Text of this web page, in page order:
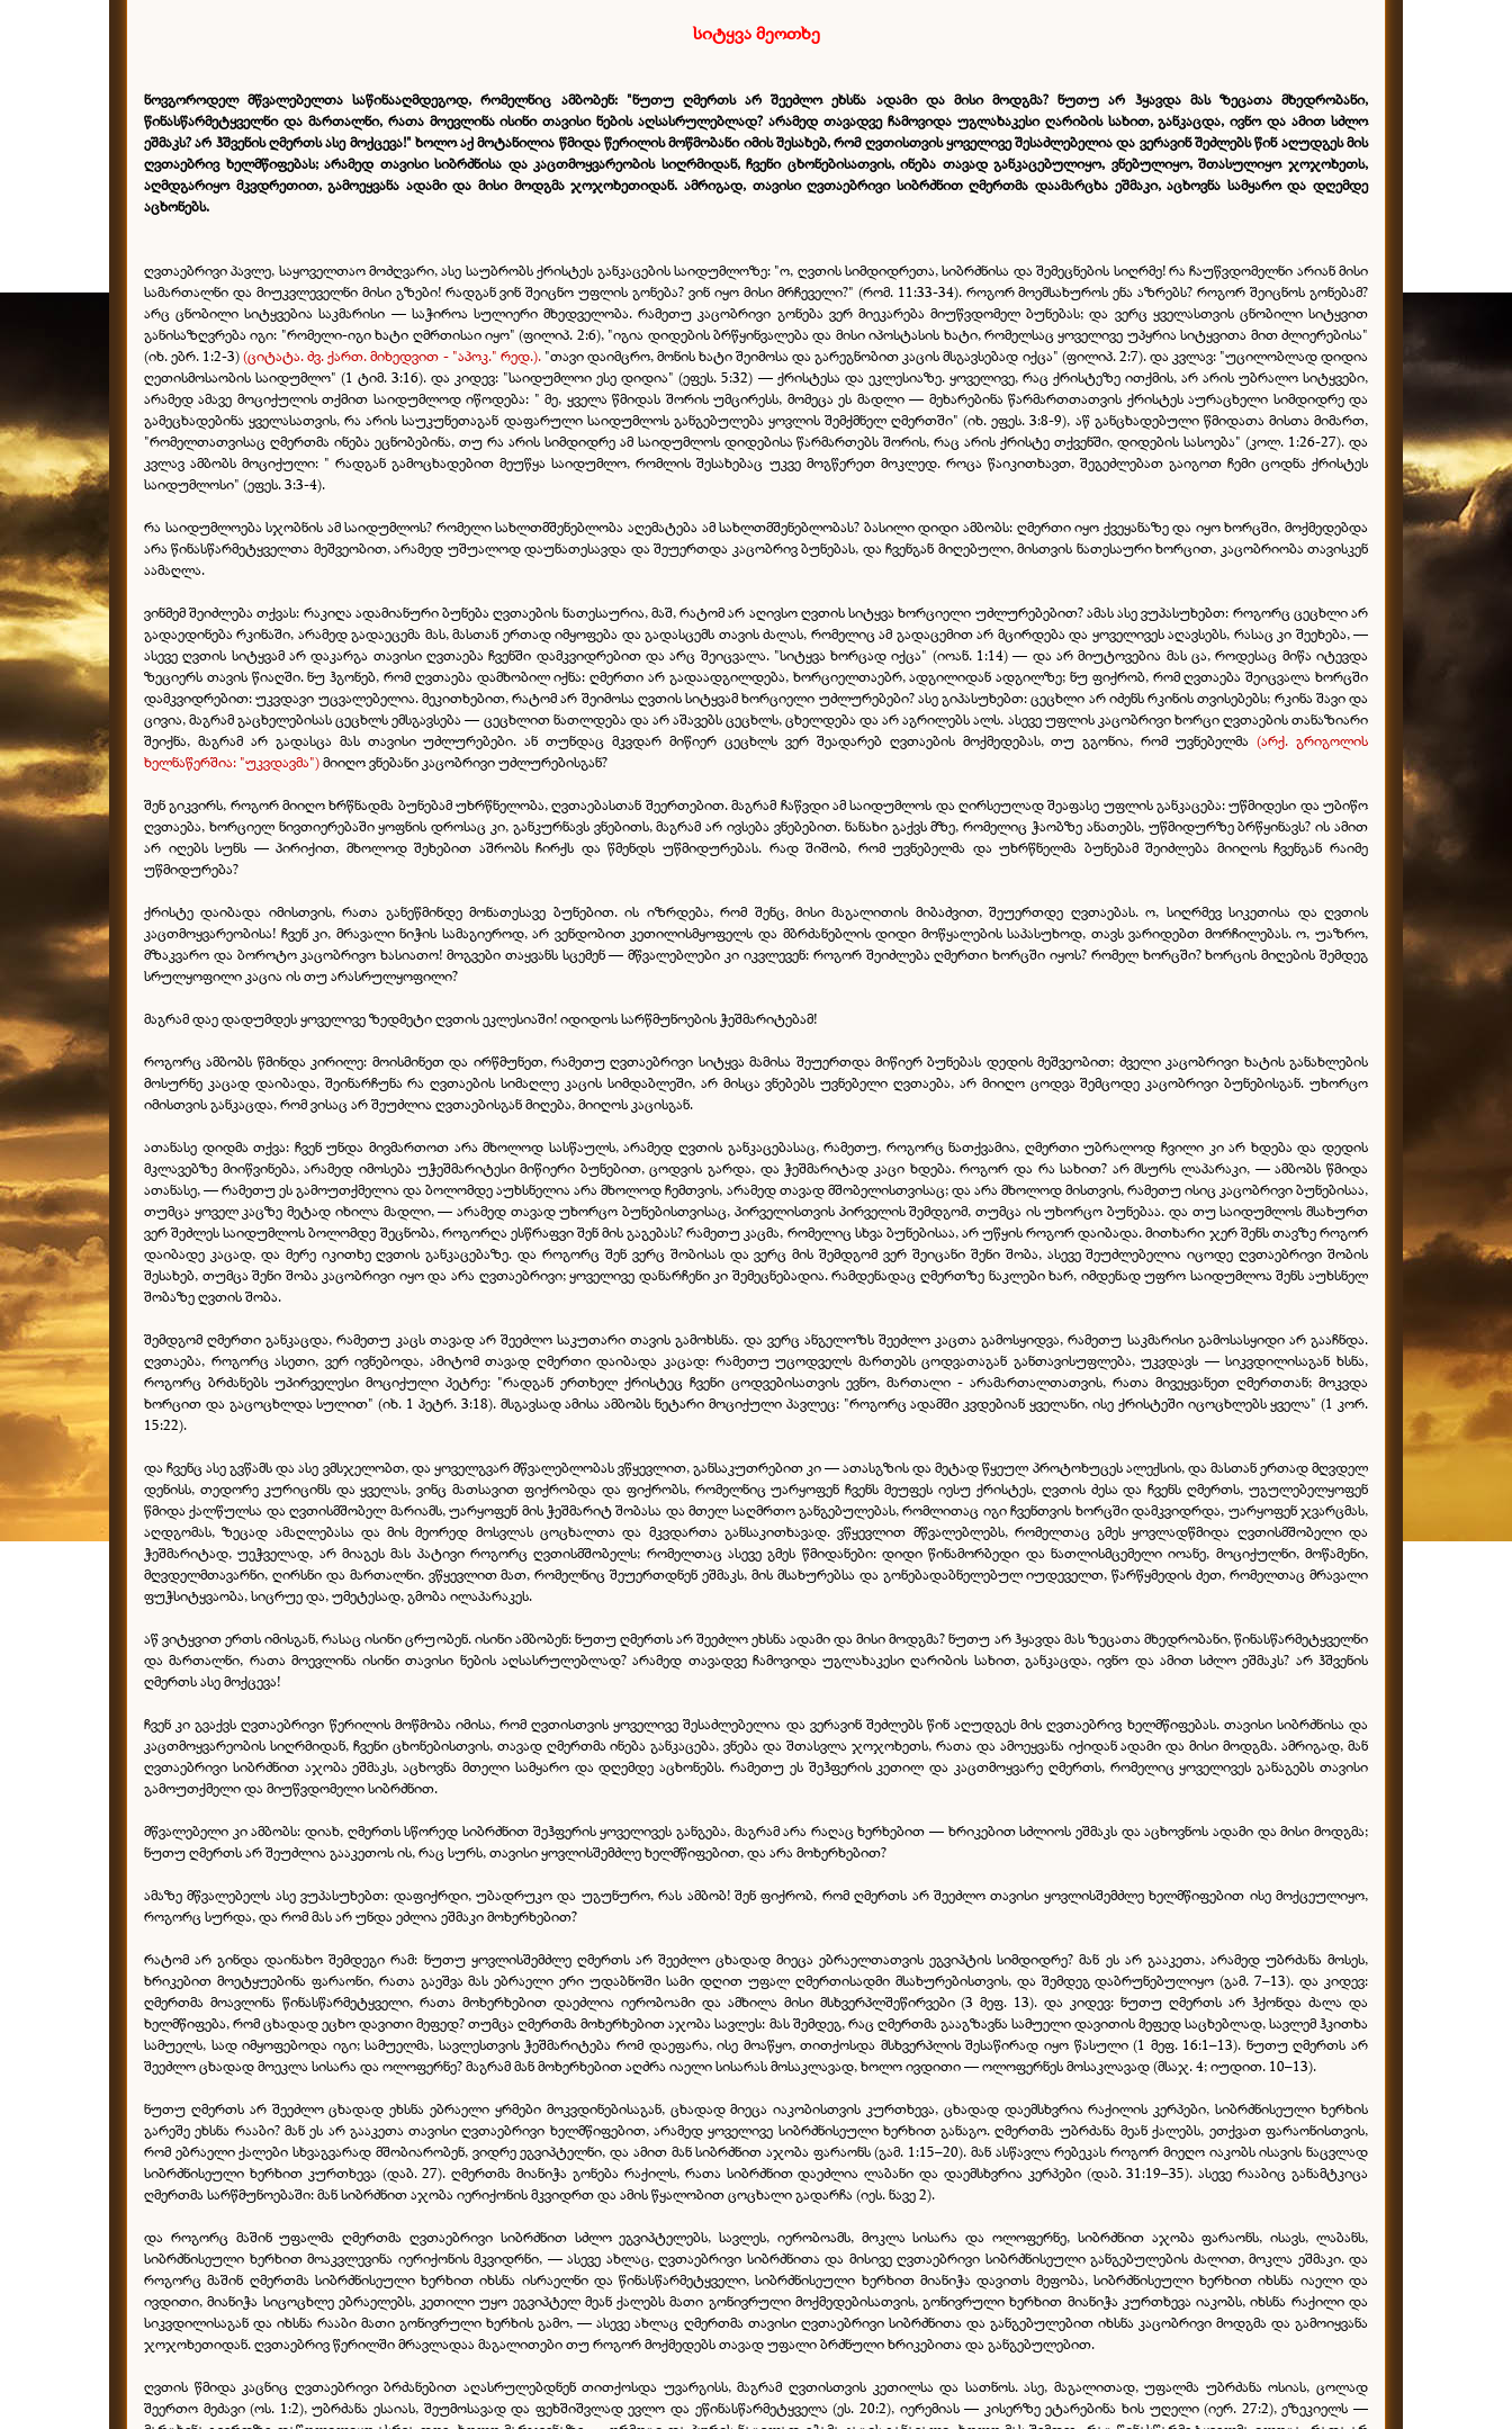
სიტყვა მეოთხე
ნოვგოროდელ მწვალებელთა საწინააღმდეგოდ, რომელნიც ამბობენ: "ნუთუ ღმერთს არ შეეძლო ეხსნა ადამი და მისი მოდგმა? ნუთუ არ ჰყავდა მას ზეცათა მხედრობანი,
წინასწარმეტყველნი და მართალნი, რათა მოევლინა ისინი თავისი ნების აღსასრულებლად? არამედ თავადვე ჩამოვიდა უგლახაკესი ღარიბის სახით, განკაცდა, ივნო და ამით სძლო
ეშმაკს? არ ჰშვენის ღმერთს ასე მოქცევა!"ხოლო აქმოტანილია წმიდა წერილის მოწმობანი იმის შესახებ, რომ ღვთისთვის ყოველივე შესაძლებელია და ვერავინ შეძლებს წინ აღუდგეს მის
ღვთაებრივ ხელმწიფებას; არამედ თავისი სიბრძნისა და კაცთმოყვარეობის სიღრმიდან, ჩვენი ცხონებისათვის, ინება თავად განკაცებულიყო, ვნებულიყო, შთასულიყო ჯოჯოხეთს,
აღმდგარიყო მკვდრეთით, გამოეყვანა ადამი და მისი მოდგმა ჯოჯოხეთიდან. ამრიგად, თავისი ღვთაებრივი სიბრძნითღმერთმა დაამარცხა ეშმაკი, აცხოვნა სამყარო და დღემდე
აცხონებს.
ღვთაებრივი პავლე, საყოველთაო მოძღვარი, ასე საუბრობს ქრისტეს განკაცების საიდუმლოზე: "ო, ღვთის სიმდიდრეთა, სიბრძნისა და შემეცნების სიღრმე! რა ჩაუწვდომელნი არიან მისი
სამართალნი და მიუკვლეველნი მისი გზები! რადგან ვინ შეიცნო უფლის გონება? ვინ იყო მისი მრჩეველი?" (რომ. 11:33-34). როგორ მოემსახუროს ენა აზრებს? როგორ შეიცნოს გონებამ?
არც ცნობილი სიტყვებია საკმარისი — საჭიროა სულიერი მხედველობა. რამეთუ კაცობრივი გონება ვერ მიეკარება მიუწვდომელ ბუნებას; და ვერც ყველასთვის ცნობილი სიტყვით
განისაზღვრება იგი: "რომელი-იგი ხატი ღმრთისაი იყო" (ფილიპ. 2:6), "იგია დიდების ბრწყინვალება და მისი იპოსტასის ხატი, რომელსაც ყოველივე უპყრია სიტყვითა მით ძლიერებისა"
(იხ. ებრ. 1:2-3)(ციტატა. ძვ. ქართ. მიხედვით - "აპოკ." რედ.). "თავი დაიმცრო, მონის ხატი შეიმოსა და გარეგნობით კაცის მსგავსებად იქცა" (ფილიპ. 2:7). და კვლავ: "უცილობლად დიდია
ღეთისმოსაობის საიდუმლო" (1 ტიმ. 3:16). და კიდევ: "საიდუმლოი ესე დიდია" (ეფეს. 5:32) — ქრისტესა და ეკლესიაზე. ყოველივე, რაც ქრისტეზე ითქმის, არ არის უბრალო სიტყვები,
არამედ ამავე მოციქულის თქმით საიდუმლოდ იწოდება: " მე, ყველა წმიდას შორის უმცირესს, მომეცა ეს მადლი — მეხარებინა წარმართთათვის ქრისტეს აურაცხელი სიმდიდრე და
გამეცხადებინა ყველასათვის, რა არის საუკუნეთაგან დაფარული საიდუმლოს განგებულება ყოვლის შემქმნელ ღმერთში" (იხ. ეფეს. 3:8-9), აწ განცხადებული წმიდათა მისთა მიმართ,
"რომელთათვისაც ღმერთმა ინება ეცნობებინა, თუ რა არის სიმდიდრე ამ საიდუმლოს დიდებისა წარმართებს შორის, რაც არის ქრისტე თქვენში, დიდების სასოება" (კოლ. 1:26-27). და
კვლავ ამბობს მოციქული: " რადგან გამოცხადებით მეუწყა საიდუმლო, რომლის შესახებაც უკვე მოგწერეთ მოკლედ. როცა წაიკითხავთ, შეგეძლებათ გაიგოთ ჩემი ცოდნა ქრისტეს
საიდუმლოსი" (ეფეს. 3:3-4).
რა საიდუმლოება სჯობნის ამ საიდუმლოს? რომელი სახლთმშენებლობა აღემატება ამ სახლთმშენებლობას? ბასილი დიდი ამბობს: ღმერთი იყო ქვეყანაზე და იყო ხორცში, მოქმედებდა
არა წინასწარმეტყველთა მეშვეობით, არამედ უშუალოდ დაუნათესავდა და შეუერთდა კაცობრივ ბუნებას, და ჩვენგან მიღებული, მისთვის ნათესაური ხორცით, კაცობრიობა თავისკენ
აამაღლა.
ვინმემ შეიძლება თქვას: რაკიღა ადამიანური ბუნება ღვთაების ნათესაურია, მაშ, რატომ არ აღივსო ღვთის სიტყვა ხორციელი უძლურებებით? ამას ასე ვუპასუხებთ: როგორც ცეცხლი არ
გადაედინება რკინაში, არამედ გადაეცემა მას, მასთან ერთად იმყოფება და გადასცემს თავის ძალას, რომელიც ამ გადაცემით არ მცირდება და ყოველივეს აღავსებს, რასაც კი შეეხება, —
ასევე ღვთის სიტყვამ არ დაკარგა თავისი ღვთაება ჩვენში დამკვიდრებით და არც შეიცვალა. "სიტყვა ხორცად იქცა" (იოან. 1:14) — და არ მიუტოვებია მას ცა, როდესაც მიწა იტევდა
ზეციერს თავის წიაღში. ნუ ჰგონებ, რომ ღვთაება დამხობილ იქნა: ღმერთი არ გადაადგილდება, ხორციელთაებრ, ადგილიდან ადგილზე; ნუ ფიქრობ, რომ ღვთაება შეიცვალა ხორცში
დამკვიდრებით: უკვდავი უცვალებელია. მეკითხებით, რატომ არ შეიმოსა ღვთის სიტყვამ ხორციელი უძლურებები? ასე გიპასუხებთ: ცეცხლი არ იძენს რკინის თვისებებს; რკინა შავი და
ცივია, მაგრამ გაცხელებისას ცეცხლს ემსგავსება — ცეცხლით ნათლდება და არ აშავებს ცეცხლს, ცხელდება და არ აგრილებს ალს. ასევე უფლის კაცობრივი ხორცი ღვთაების თანაზიარი
შეიქნა, მაგრამ არ გადასცა მას თავისი უძლურებები. ან თუნდაც მკვდარ მიწიერ ცეცხლს ვერ შეადარებ ღვთაების მოქმედებას, თუ გგონია, რომ უვნებელმა(არქ. გრიგოლის
ხელნაწერშია: "უკვდავმა")მიიღო ვნებანი კაცობრივი უძლურებისგან?
შენ გიკვირს, როგორ მიიღო ხრწნადმა ბუნებამ უხრწნელობა, ღვთაებასთან შეერთებით. მაგრამ ჩაწვდი ამ საიდუმლოს და ღირსეულად შეაფასე უფლის განკაცება: უწმიდესი და უბიწო
ღვთაება, ხორციელ ნივთიერებაში ყოფნის დროსაც კი, განკურნავს ვნებითს, მაგრამ არ ივსება ვნებებით. ნანახი გაქვს მზე, რომელიც ჭაობზე ანათებს, უწმიდურზე ბრწყინავს? ის ამით
არ იღებს სუნს — პირიქით, მხოლოდ შეხებით აშრობს ჩირქს და წმენდს უწმიდურებას. რად შიშობ, რომ უვნებელმა და უხრწნელმა ბუნებამ შეიძლება მიიღოს ჩვენგან რაიმე
უწმიდურება?
ქრისტე დაიბადა იმისთვის, რათა განეწმინდე მონათესავე ბუნებით. ის იზრდება, რომ შენც, მისი მაგალითის მიბაძვით, შეუერთდე ღვთაებას. ო, სიღრმევ სიკეთისა და ღვთის
კაცთმოყვარეობისა! ჩვენ კი, მრავალი ნიჭის სამაგიეროდ, არ ვენდობით კეთილისმყოფელს და მბრძანებლის დიდი მოწყალების საპასუხოდ, თავს ვარიდებთ მორჩილებას. ო, უაზრო,
მზაკვარო და ბოროტო კაცობრივო ხასიათო! მოგვები თაყვანს სცემენ — მწვალებლები კი იკვლევენ: როგორ შეიძლება ღმერთი ხორცში იყოს? რომელ ხორცში? ხორცის მიღების შემდეგ
სრულყოფილი კაცია ის თუ არასრულყოფილი?
მაგრამ დაე დადუმდეს ყოველივე ზედმეტი ღვთის ეკლესიაში! იდიდოს სარწმუნოების ჭეშმარიტებამ!
როგორც ამბობს წმინდა კირილე: მოისმინეთ და ირწმუნეთ, რამეთუ ღვთაებრივი სიტყვა მამისა შეუერთდა მიწიერ ბუნებას დედის მეშვეობით; ძველი კაცობრივი ხატის განახლების
მოსურნე კაცად დაიბადა, შეინარჩუნა რა ღვთაების სიმაღლე კაცის სიმდაბლეში, არ მისცა ვნებებს უვნებელი ღვთაება, არ მიიღო ცოდვა შემცოდე კაცობრივი ბუნებისგან. უხორცო
იმისთვის განკაცდა, რომ ვისაც არ შეუძლია ღვთაებისგან მიღება, მიიღოს კაცისგან.
ათანასე დიდმა თქვა: ჩვენ უნდა მივმართოთ არა მხოლოდ სასწაულს, არამედ ღვთის განკაცებასაც, რამეთუ, როგორც ნათქვამია, ღმერთი უბრალოდ ჩვილი კი არ ხდება და დედის
მკლავებზე მიიწვინება, არამედ იმოსება უჭეშმარიტესი მიწიერი ბუნებით, ცოდვის გარდა, და ჭეშმარიტად კაცი ხდება. როგორ და რა სახით? არ მსურს ლაპარაკი, — ამბობს წმიდა
ათანასე, — რამეთუ ეს გამოუთქმელია და ბოლომდე აუხსნელია არა მხოლოდ ჩემთვის, არამედ თავად მშობელისთვისაც; და არა მხოლოდ მისთვის, რამეთუ ისიც კაცობრივი ბუნებისაა,
თუმცა ყოველ კაცზე მეტად იხილა მადლი, — არამედ თავად უხორცო ბუნებისთვისაც, პირველისთვის პირველის შემდგომ, თუმცა ის უხორცო ბუნებაა. და თუ საიდუმლოს მსახურთ
ვერ შეძლეს საიდუმლოს ბოლომდე შეცნობა, როგორღა ესწრაფვი შენ მის გაგებას? რამეთუ კაცმა, რომელიც სხვა ბუნებისაა, არ უწყის როგორ დაიბადა. მითხარი ჯერ შენს თავზე როგორ
დაიბადე კაცად, და მერე იკითხე ღვთის განკაცებაზე. და როგორც შენ ვერც შობისას და ვერც მის შემდგომ ვერ შეიცანი შენი შობა, ასევე შეუძლებელია იცოდე ღვთაებრივი შობის
შესახებ, თუმცა შენი შობა კაცობრივი იყო და არა ღვთაებრივი; ყოველივე დანარჩენი კი შემეცნებადია. რამდენადაც ღმერთზე ნაკლები ხარ, იმდენად უფრო საიდუმლოა შენს აუხსნელ
შობაზე ღვთის შობა.
შემდგომ ღმერთი განკაცდა, რამეთუ კაცს თავად არ შეეძლო საკუთარი თავის გამოხსნა. და ვერც ანგელოზს შეეძლო კაცთა გამოსყიდვა, რამეთუ საკმარისი გამოსასყიდი არ გააჩნდა.
ღვთაება, როგორც ასეთი, ვერ ივნებოდა, ამიტომ თავად ღმერთი დაიბადა კაცად: რამეთუ უცოდველს მართებს ცოდვათაგან განთავისუფლება, უკვდავს — სიკვდილისაგან ხსნა,
როგორც ბრძანებს უპირველესი მოციქული პეტრე: "რადგან ერთხელ ქრისტეც ჩვენი ცოდვებისათვის ევნო, მართალი - არამართალთათვის, რათა მივეყვანეთ ღმერთთან; მოკვდა
ხორცით და გაცოცხლდა სულით" (იხ. 1 პეტრ. 3:18). მსგავსად ამისა ამბობს ნეტარი მოციქული პავლეც: "როგორც ადამში კვდებიან ყველანი, ისე ქრისტეში იცოცხლებს ყველა" (1 კორ.
15:22).
და ჩვენც ასე გვწამს და ასე ვმსჯელობთ, და ყოველგვარ მწვალებლობას ვწყევლით, განსაკუთრებით კი — ათასგზის და მეტად წყეულ პროტოხუცეს ალექსის, და მასთან ერთად მღვდელ
დენისს, თედორე კურიცინს და ყველას, ვინც მათსავით ფიქრობდა და ფიქრობს, რომელნიც უარყოფენ ჩვენს მეუფეს იესუ ქრისტეს, ღვთის ძესა და ჩვენს ღმერთს, უგულებელყოფენ
წმიდა ქალწულსა და ღვთისმშობელ მარიამს, უარყოფენ მის ჭეშმარიტ შობასა და მთელ საღმრთო განგებულებას, რომლითაც იგი ჩვენთვის ხორცში დამკვიდრდა, უარყოფენ ჯვარცმას,
აღდგომას, ზეცად ამაღლებასა და მის მეორედ მოსვლას ცოცხალთა და მკვდართა განსაკითხავად. ვწყევლით მწვალებლებს, რომელთაც გმეს ყოვლადწმიდა ღვთისმშობელი და
ჭეშმარიტად, უეჭველად, არ მიაგეს მას პატივი როგორც ღვთისმშობელს; რომელთაც ასევე გმეს წმიდანები: დიდი წინამორბედი და ნათლისმცემელი იოანე, მოციქულნი, მოწამენი,
მღვდელმთავარნი, ღირსნი და მართალნი. ვწყევლით მათ, რომელნიც შეუერთდნენ ეშმაკს, მის მსახურებსა და გონებადაბნელებულ იუდეველთ, წარწყმედის ძეთ, რომელთაც მრავალი
ფუჭსიტყვაობა, სიცრუე და, უმეტესად, გმობა ილაპარაკეს.
აწ ვიტყვით ერთს იმისგან, რასაც ისინი ცრუობენ. ისინი ამბობენ: ნუთუ ღმერთს არ შეეძლო ეხსნა ადამი და მისი მოდგმა? ნუთუ არ ჰყავდა მას ზეცათა მხედრობანი, წინასწარმეტყველნი
და მართალნი, რათა მოევლინა ისინი თავისი ნების აღსასრულებლად? არამედ თავადვე ჩამოვიდა უგლახაკესი ღარიბის სახით, განკაცდა, ივნო და ამით სძლო ეშმაკს? არ ჰშვენის
ღმერთს ასე მოქცევა!
ჩვენ კი გვაქვს ღვთაებრივი წერილის მოწმობა იმისა, რომ ღვთისთვის ყოველივე შესაძლებელია და ვერავინ შეძლებს წინ აღუდგეს მის ღვთაებრივ ხელმწიფებას. თავისი სიბრძნისა და
კაცთმოყვარეობის სიღრმიდან, ჩვენი ცხონებისთვის, თავად ღმერთმა ინება განკაცება, ვნება და შთასვლა ჯოჯოხეთს, რათა და ამოეყვანა იქიდან ადამი და მისი მოდგმა. ამრიგად, მან
ღვთაებრივი სიბრძნით აჯობა ეშმაკს, აცხოვნა მთელი სამყარო და დღემდე აცხონებს. რამეთუ ეს შეჰფერის კეთილ და კაცთმოყვარე ღმერთს, რომელიც ყოველივეს განაგებს თავისი
გამოუთქმელი და მიუწვდომელი სიბრძნით.
მწვალებელი კი ამბობს: დიახ, ღმერთს სწორედ სიბრძნით შეჰფერის ყოველივეს განგება, მაგრამ არა რაღაც ხერხებით — ხრიკებით სძლიოს ეშმაკს და აცხოვნოს ადამი და მისი მოდგმა;
ნუთუ ღმერთს არ შეუძლია გააკეთოს ის, რაც სურს, თავისი ყოვლისშემძლე ხელმწიფებით, და არა მოხერხებით?
ამაზე მწვალებელს ასე ვუპასუხებთ: დაფიქრდი, უბადრუკო და უგუნურო, რას ამბობ! შენ ფიქრობ, რომ ღმერთს არ შეეძლო თავისი ყოვლისშემძლე ხელმწიფებით ისე მოქცეულიყო,
როგორც სურდა, და რომ მას არ უნდა ეძლია ეშმაკი მოხერხებით?
რატომ არ გინდა დაინახო შემდეგი რამ: ნუთუ ყოვლისშემძლე ღმერთს არ შეეძლო ცხადად მიეცა ებრაელთათვის ეგვიპტის სიმდიდრე? მან ეს არ გააკეთა, არამედ უბრძანა მოსეს,
ხრიკებით მოეტყუებინა ფარაონი, რათა გაეშვა მას ებრაელი ერი უდაბნოში სამი დღით უფალ ღმერთისადმი მსახურებისთვის, და შემდეგ დაბრუნებულიყო (გამ. 7–13). და კიდევ:
ღმერთმა მოავლინა წინასწარმეტყველი, რათა მოხერხებით დაეძლია იერობოამი და ამხილა მისი მსხვერპლშეწირვები (3 მეფ. 13). და კიდევ: ნუთუ ღმერთს არ ჰქონდა ძალა და
ხელმწიფება, რომ ცხადად ეცხო დავითი მეფედ? თუმცა ღმერთმა მოხერხებით აჯობა სავლეს: მას შემდეგ, რაც ღმერთმა გააგზავნა სამუელი დავითის მეფედ საცხებლად, სავლემ ჰკითხა
სამუელს, სად იმყოფებოდა იგი; სამუელმა, სავლესთვის ჭეშმარიტება რომ დაეფარა, ისე მოაწყო, თითქოსდა მსხვერპლის შესაწირად იყო წასული (1 მეფ. 16:1–13). ნუთუ ღმერთს არ
შეეძლო ცხადად მოეკლა სისარა და ოლოფერნე? მაგრამ მან მოხერხებით აღძრა იაელი სისარას მოსაკლავად, ხოლო ივდითი — ოლოფერნეს მოსაკლავად (მსაჯ. 4; იუდით. 10–13).
ნუთუ ღმერთს არ შეეძლო ცხადად ეხსნა ებრაელი ყრმები მოკვდინებისაგან, ცხადად მიეცა იაკობისთვის კურთხევა, ცხადად დაემსხვრია რაქილის კერპები, სიბრძნისეული ხერხის
გარეშე ეხსნა რააბი? მან ეს არ გააკეთა თავისი ღვთაებრივი ხელმწიფებით, არამედ ყოველივე სიბრძნისეული ხერხით განაგო. ღმერთმა უბრძანა მეან ქალებს, ეთქვათ ფარაონისთვის,
რომ ებრაელი ქალები სხვაგვარად მშობიარობენ, ვიდრე ეგვიპტელნი, და ამით მან სიბრძნით აჯობა ფარაონს (გამ. 1:15–20). მან ასწავლა რებეკას როგორ მიეღო იაკობს ისავის ნაცვლად
სიბრძნისეული ხერხით კურთხევა (დაბ. 27). ღმერთმა მიანიჭა გონება რაქილს, რათა სიბრძნით დაეძლია ლაბანი და დაემსხვრია კერპები (დაბ. 31:19–35). ასევე რააბიც განამტკიცა
ღმერთმა სარწმუნოებაში: მან სიბრძნით აჯობა იერიქონის მკვიდრთ და ამის წყალობით ცოცხალი გადარჩა (იეს. ნავე 2).
და როგორც მაშინ უფალმა ღმერთმა ღვთაებრივი სიბრძნით სძლო ეგვიპტელებს, სავლეს, იერობოამს, მოკლა სისარა და ოლოფერნე, სიბრძნით აჯობა ფარაონს, ისავს, ლაბანს,
სიბრძნისეული ხერხით მოაკვლევინა იერიქონის მკვიდრნი, — ასევე ახლაც, ღვთაებრივი სიბრძნითა და მისივე ღვთაებრივი სიბრძნისეული განგებულების ძალით, მოკლა ეშმაკი. და
როგორც მაშინ ღმერთმა სიბრძნისეული ხერხით იხსნა ისრაელნი და წინასწარმეტყველი, სიბრძნისეული ხერხით მიანიჭა დავითს მეფობა, სიბრძნისეული ხერხით იხსნა იაელი და
ივდითი, მიანიჭა სიცოცხლე ებრაელებს, კეთილი უყო ეგვიპტელ მეან ქალებს მათი გონივრული მოქმედებისათვის, გონივრული ხერხით მიანიჭა კურთხევა იაკობს, იხსნა რაქილი და
სიკვდილისაგან და იხსნა რააბი მათი გონივრული ხერხის გამო, — ასევე ახლაც ღმერთმა თავისი ღვთაებრივი სიბრძნითა და განგებულებით იხსნა კაცობრივი მოდგმა და გამოიყვანა
ჯოჯოხეთიდან. ღვთაებრივ წერილში მრავლადაა მაგალითები თუ როგორ მოქმედებს თავად უფალი ბრძნული ხრიკებითა და განგებულებით.
ღვთის წმიდა კაცნიც ღვთაებრივი ბრძანებით აღასრულებდნენ თითქოსდა უვარგისს, მაგრამ ღვთისთვის კეთილსა და სათნოს. ასე, მაგალითად, უფალმა უბრძანა ოსიას, ცოლად
შეერთო მეძავი (ოს. 1:2), უბრძანა ესაიას, შეუმოსავად და ფეხშიშვლად ევლო და ეწინასწარმეტყველა (ეს. 20:2), იერემიას — კისერზე ეტარებინა ხის უღელი (იერ. 27:2), ეზეკიელს —